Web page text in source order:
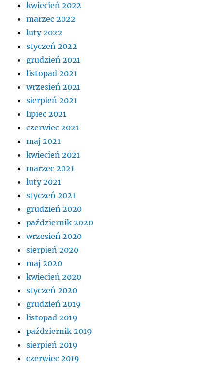
kwiecień 2022
marzec 2022
luty 2022
styczeń 2022
grudzień 2021
listopad 2021
wrzesień 2021
sierpień 2021
lipiec 2021
czerwiec 2021
maj 2021
kwiecień 2021
marzec 2021
luty 2021
styczeń 2021
grudzień 2020
październik 2020
wrzesień 2020
sierpień 2020
maj 2020
kwiecień 2020
styczeń 2020
grudzień 2019
listopad 2019
październik 2019
sierpień 2019
czerwiec 2019